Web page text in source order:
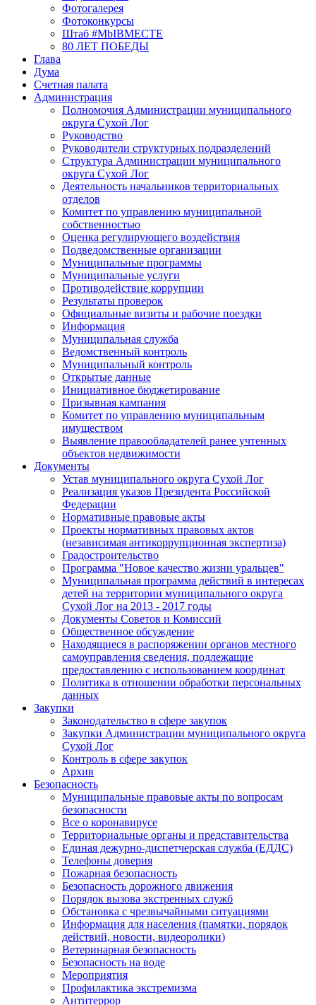
Фотогалерея
Фотоконкурсы
Штаб #MbIBMECTE
80 ЛЕТ ПОБЕДЫ
Глава
Дума
Счетная палата
Администрация
Полномочия Администрации муниципального
округа Сухой Лог
Руководство
Руководители структурных подразделений
Структура Администрации муниципального
округа Сухой Лог
Деятельность начальников территориальных
отделов
Комитет по управлению муниципальной
собственностью
Оценка регулирующего воздействия
Подведомственные организации
Муниципальные программы
Муниципальные услуги
Противодействие коррупции
Результаты проверок
Официальные визиты и рабочие поездки
Информация
Муниципальная служба
Ведомственный контроль
Муниципальный контроль
Открытые данные
Инициативное бюджетирование
Призывная кампания
Комитет по управлению муниципальным
имуществом
Выявление правообладателей ранее учтенных
объектов недвижимости
Документы
Устав муниципального округа Сухой Лог
Реализация указов Президента Российской
Федерации
Нормативные правовые акты
Проекты нормативных правовых актов
(независимая антикоррупционная экспертиза)
Градостроительство
Программа "Новое качество жизни уральцев"
Муниципальная программа действий в интересах
детей на территории муниципального округа
Сухой Лог на 2013 - 2017 годы
Документы Советов и Комиссий
Общественное обсуждение
Находящиеся в распоряжении органов местного
самоуправления сведения, подлежащие
предоставлению с использованием координат
Политика в отношении обработки персональных
данных
Закупки
Законодательство в сфере закупок
Закупки Администрации муниципального округа
Сухой Лог
Контроль в сфере закупок
Архив
Безопасность
Муниципальные правовые акты по вопросам
безопасности
Все о коронавирусе
Территориальные органы и представительства
Единая дежурно-диспетчерская служба (ЕДДС)
Телефоны доверия
Пожарная безопасность
Безопасность дорожного движения
Порядок вызова экстренных служб
Обстановка с чрезвычайными ситуациями
Информация для населения (памятки, порядок
действий, новости, видеоролики)
Ветеринарная безопасность
Безопасность на воде
Мероприятия
Профилактика экстремизма
Антитеррор